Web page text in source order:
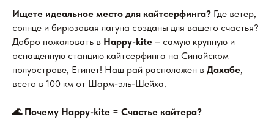
Ищете идеальное место для кайтсерфинга? Где ветер,
солнце и бирюзовая лагуна созданы для вашего счастья?
Добро пожаловать в Happy-kite – самую крупную и
оснащенную станцию кайтсерфинга на Синайском
полуострове, Египет! Наш рай расположен в Дахабе,
всего в 100 км от Шарм-эль-Шейха.
🌊 Почему Happy-kite = Счастье кайтера?